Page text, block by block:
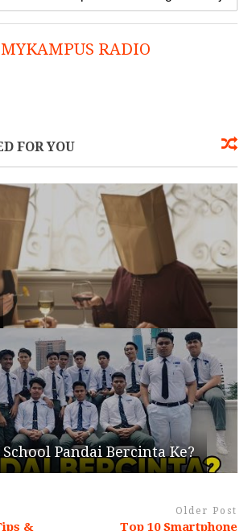
MYKAMPUS RADIO
FOR YOU
Pandai Bercinta Ke?
&
Older Post
Top 10 Smartphone